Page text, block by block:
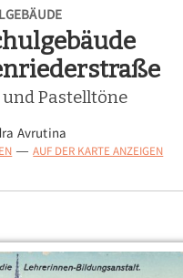
unter
Pastelltöne
Avrutina
— AUF DER KARTE ANZEIGEN